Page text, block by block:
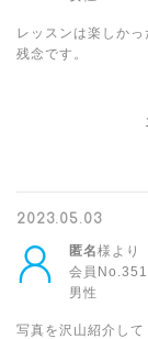
レッスンは楽しか
残念です。
2023.05.03
匿名様より
会員
男性
写真を沢山紹介して